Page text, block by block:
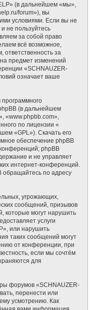
(в дальнейшем «мы»,
forum»), вы
условиями. Если вы не
не пользуйтесь
за собой право
всё возможное,
ответственность за
предмет изменений
«SCHNAUZER-
означает ваше
(в дальнейшем
«www.phpbb.com»,
по лицензии «
«GPL»). Скачать его
обеспечение phpBB
phpBB
и не управляет
интернет-конференций.
по адресу
угрожающих,
сообщений, призывов
которые могут нарушить
услуги
или нарушить
таких сообщений могут
от конференции, при
если мы сочтём
для
форумов «SCHNAUZER-
перенести или
усмотрению. Как